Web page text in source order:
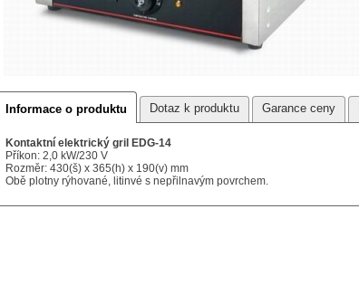
Informace o produktu Dotaz k produktu Garance ceny
Kontaktní elektrický gril EDG-14
Příkon: 2,0 kW/230 V
Rozměr: 430(š) x 365(h) x 190(v) mm
Obě plotny rýhované, litinvé s nepřilnavým povrchem.